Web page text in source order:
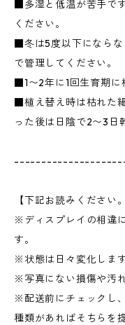
■多湿と低温が苦手で
ください。
■冬は5度以下にならな
で管理してください。
■1〜2年に1回生育期に
■植え替え時は枯れた
った後は日陰で2〜3日
【下記お読みください。
※ディスプレイの相違
す。
※状態は日々変化しま
※写真にない損傷や汚
※配送前にチェックし
種類があればそちらを